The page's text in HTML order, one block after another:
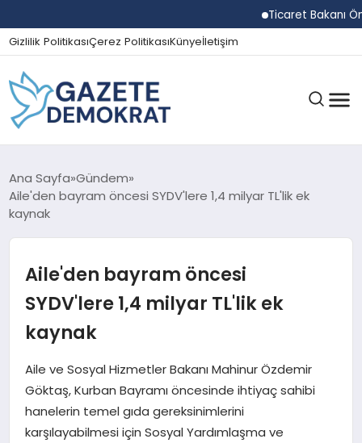
Ticaret Bakanı
Gizlilik PolitikasıÇerez PolitikasıKünyeİletişim
GÜNDEM
EKONOMI
SPOR
SAĞLIK
Ana Sayfa Gündem
Aile'den bayram öncesi SYDV'lere 1,4 milyar TL'lik ek
kaynak
Aile'den bayram öncesi
SYDV'lere 1,4 milyar TL'lik ek
kaynak
Aile ve Sosyal Hizmetler Bakanı Mahinur Özdemir
Göktaş, Kurban Bayramı öncesinde ihtiyaç sahibi
hanelerin temel gıda gereksinimlerini
karşılayabilmesi için Sosyal Yardımlaşma ve